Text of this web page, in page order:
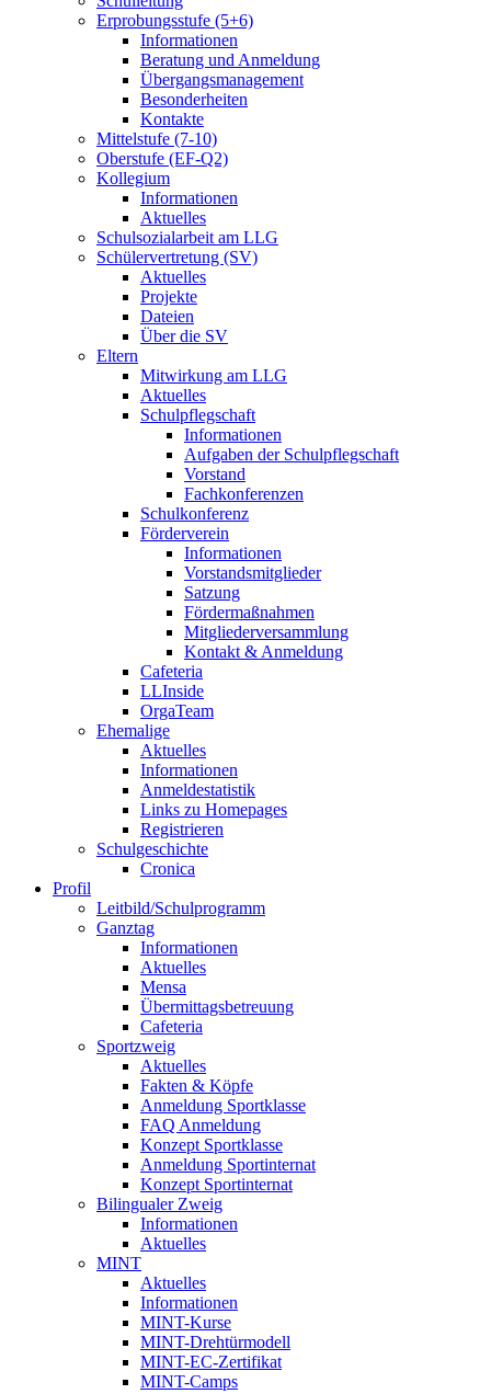
Erprobungsstufe (5+6)
Informationen
Beratung und Anmeldung
Übergangsmanagement
Besonderheiten
Kontakte
Mittelstufe (7-10)
Oberstufe (EF-Q2)
Kollegium
Informationen
Aktuelles
Schulsozialarbeit am LLG
Schülervertretung (SV)
Aktuelles
Projekte
Dateien
Über die SV
Eltern
Mitwirkung am LLG
Aktuelles
Schulpflegschaft
Informationen
Aufgaben der Schulpflegschaft
Vorstand
Fachkonferenzen
Schulkonferenz
Förderverein
Informationen
Vorstandsmitglieder
Satzung
Fördermaßnahmen
Mitgliederversammlung
Kontakt & Anmeldung
Cafeteria
LLInside
OrgaTeam
Ehemalige
Aktuelles
Informationen
Anmeldestatistik
Links zu Homepages
Registrieren
Schulgeschichte
Cronica
Profil
Leitbild/Schulprogramm
Ganztag
Informationen
Aktuelles
Mensa
Übermittagsbetreuung
Cafeteria
Sportzweig
Aktuelles
Fakten & Köpfe
Anmeldung Sportklasse
FAQ Anmeldung
Konzept Sportklasse
Anmeldung Sportinternat
Konzept Sportinternat
Bilingualer Zweig
Informationen
Aktuelles
MINT
Aktuelles
Informationen
MINT-Kurse
MINT-Drehtürmodell
MINT-EC-Zertifikat
MINT-Camps